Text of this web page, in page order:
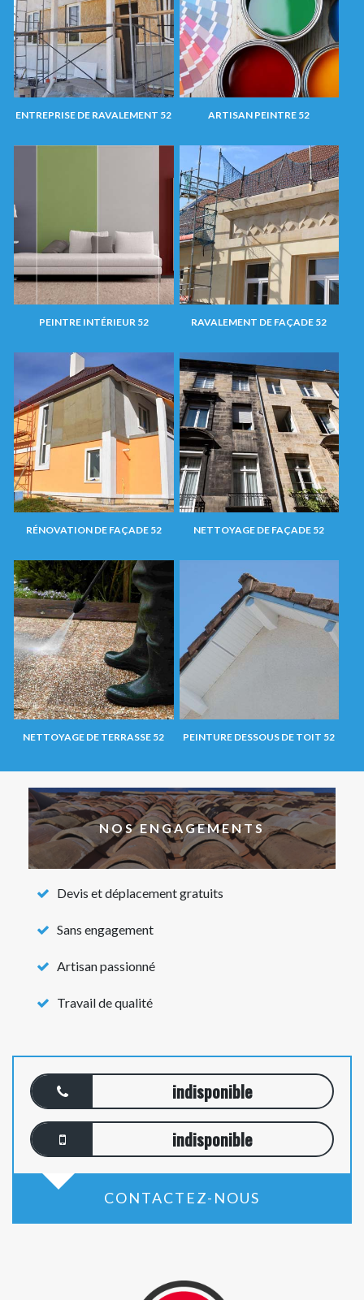
ENTREPRISE DE RAVALEMENT 52 ARTISAN PEINTRE 52
PEINTRE INTÉRIEUR 52 RAVALEMENT DE FAÇADE 52
RÉNOVATION DE FAÇADE 52 NETTOYAGE DE FAÇADE 52
NETTOYAGE DE TERRASSE 52 PEINTURE DESSOUS DE TOIT 52
NOS ENGAGEMENTS
Devis et déplacement gratuits
Sans engagement
Artisan passionné
Travail de qualité
indisponible
indisponible
CONTACTEZ-NOUS